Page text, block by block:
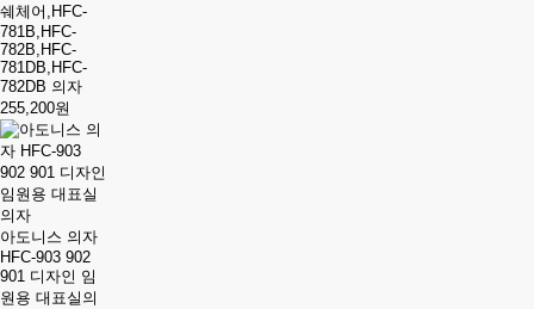
쉐체어,HFC-
781B,HFC-
782B,HFC-
781DB,HFC-
782DB 의자
255,200원
아도니스 의자
HFC-903 902
901 디자인 임
원용 대표실의